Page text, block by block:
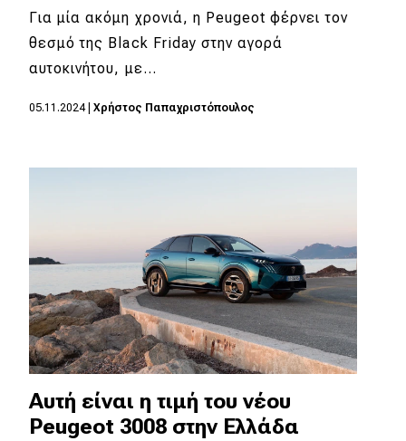
Για μία ακόμη χρονιά, η Peugeot φέρνει τον
θεσμό της Black Friday στην αγορά
αυτοκινήτου, με…
05.11.2024| Χρήστος Παπαχριστόπουλος
Αυτή είναι η τιμή του νέου
Peugeot 3008 στην Ελλάδα